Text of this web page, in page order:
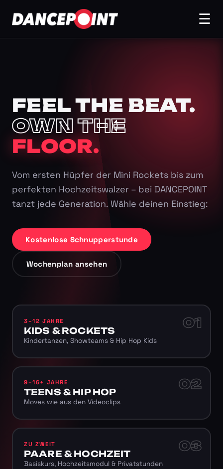
☰
FEEL THE BEAT.
OWN THE
FLOOR.
Vom ersten Hüpfer der Mini Rockets bis zum
perfekten Hochzeitswalzer – bei DANCEPOINT
tanzt jede Generation. Wähle deinen Einstieg:
Kostenlose Schnupperstunde
Wochenplan ansehen
01
3–12 JAHRE
KIDS & ROCKETS
Kindertanzen, Showteams & Hip Hop Kids
02
9–16+ JAHRE
TEENS & HIP HOP
Moves wie aus den Videoclips
03
ZU ZWEIT
PAARE & HOCHZEIT
Basiskurs, Hochzeitsmodul & Privatstunden